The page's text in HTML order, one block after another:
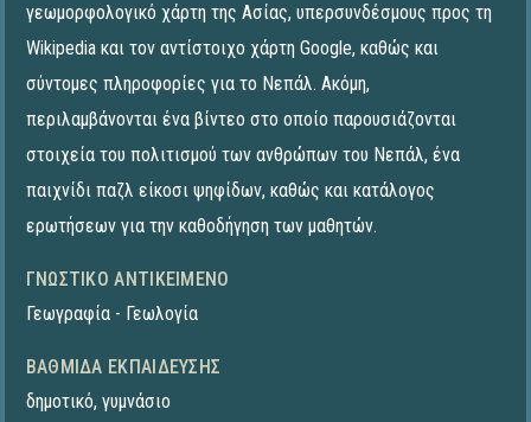
γεωμορφολογικό χάρτη της Ασίας, υπερσυνδέσμους προς τη
Wikipedia και τον αντίστοιχο χάρτη Google, καθώς και
σύντομες πληροφορίες για το Νεπάλ. Ακόμη,
περιλαμβάνονται ένα βίντεο στο οποίο παρουσιάζονται
στοιχεία του πολιτισμού των ανθρώπων του Νεπάλ, ένα
παιχνίδι παζλ είκοσι ψηφίδων, καθώς και κατάλογος
ερωτήσεων για την καθοδήγηση των μαθητών.
ΓΝΩΣΤΙΚΌ ΑΝΤΙΚΕΊΜΕΝΟ
Γεωγραφία - Γεωλογία
ΒΑΘΜΊΔΑ ΕΚΠΑΊΔΕΥΣΗΣ
δημοτικό, γυμνάσιο